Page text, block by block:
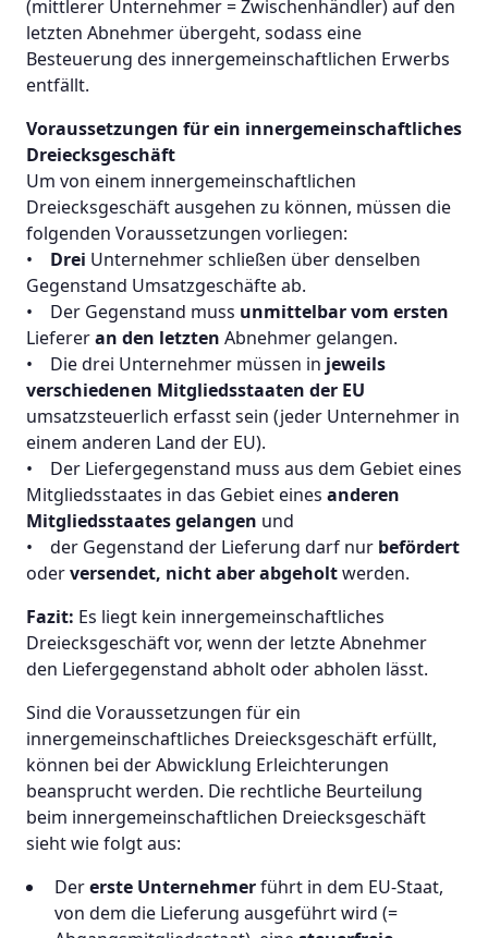
(mittlerer Unternehmer = Zwischenhändler) auf den
letzten Abnehmer übergeht, sodass eine
Besteuerung des innergemeinschaftlichen Erwerbs
entfällt.
Voraussetzungen für ein innergemeinschaftliches
Dreiecksgeschäft
Um von einem innergemeinschaftlichen
Dreiecksgeschäft ausgehen zu können, müssen die
folgenden Voraussetzungen vorliegen:
• Drei Unternehmer schließen über denselben
Gegenstand Umsatzgeschäfte ab.
• Der Gegenstand muss unmittelbar vom ersten
Liefereran den letzten Abnehmer gelangen.
• Die drei Unternehmer müssen in jeweils
verschiedenen Mitgliedsstaaten der EU
umsatzsteuerlich erfasst sein (jeder Unternehmer in
einem anderen Land der EU).
• Der Liefergegenstand muss aus dem Gebiet eines
Mitgliedsstaates in das Gebiet eines anderen
Mitgliedsstaates gelangen und
• der Gegenstand der Lieferung darf nur befördert
oderversendet, nicht aber abgeholtwerden.
Fazit: Es liegt kein innergemeinschaftliches
Dreiecksgeschäft vor, wenn der letzte Abnehmer
den Liefergegenstand abholt oder abholen lässt.
Sind die Voraussetzungen für ein
innergemeinschaftliches Dreiecksgeschäft erfüllt,
können bei der Abwicklung Erleichterungen
beansprucht werden. Die rechtliche Beurteilung
beim innergemeinschaftlichen Dreiecksgeschäft
sieht wie folgt aus:
Dererste Unternehmerführt in dem EU-Staat,
von dem die Lieferung ausgeführt wird (=